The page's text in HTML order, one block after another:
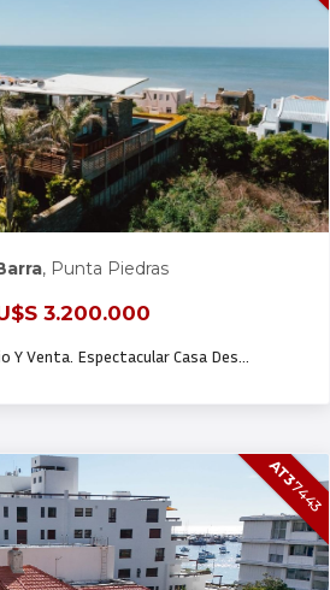
VENTA Y ALQ. TEMP.
, Punta Piedras
3.200.000
Y Venta. Espectacular Casa Des…
AT3
7443